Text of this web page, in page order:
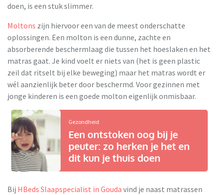
doen, is een stuk slimmer.
Moltons zijn hiervoor een van de meest onderschatte
oplossingen. Een molton is een dunne, zachte en
absorberende beschermlaag die tussen het hoeslaken en het
matras gaat. Je kind voelt er niets van (het is geen plastic
zeil dat ritselt bij elke beweging) maar het matras wordt er
wél aanzienlijk beter door beschermd. Voor gezinnen met
jonge kinderen is een goede molton eigenlijk onmisbaar.
Gezondheid
Een ontstoken oog bij je
peuter: zo herken je het en
dit kun je thuis doen
Bij HBeds Slaapspecialist in Gouda vind je naast matrassen